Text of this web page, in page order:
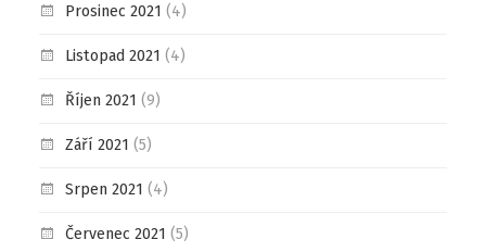
Prosinec 2021 (4)
Listopad 2021 (4)
Říjen 2021 (9)
Září 2021 (5)
Srpen 2021 (4)
Červenec 2021 (5)